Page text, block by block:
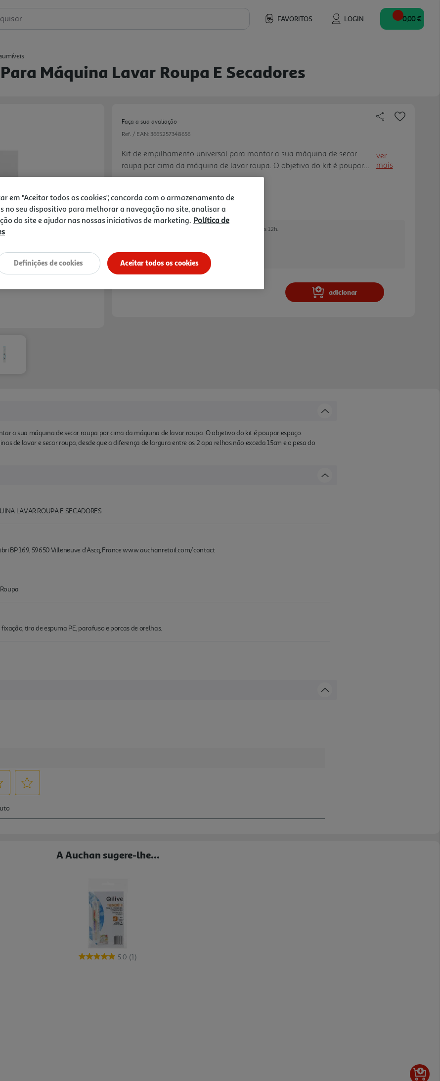
FAVORITOS LOGIN 0,00 €
Máquina Lavar Roupa E Secadores
Next
Faça a sua avaliação
Ref. / EAN: 3665257348656
Kit de empilhamento universal para montar a sua máquina de secar
roupa por cima da máquina de lavar roupa. O objetivo do kit é poupar
espaço. Compatível com todos os tipos de máquinas de lavar e secar
15cm e o pesa do secador não exceda 150kg.
ver
mais
49,99 €
, se encomendar até às 12h.
*Mediante disponibilidade de slot de entrega e stock em loja.
adicionar
a sua máquina de secar roupa por cima da máquina de lavar roupa. O objetivo do kit é poupar espaço.
de lavar e secar roupa, desde que a diferença de largura entre os 2 apa relhos não exceda 15cm e o pesa do
LAVAR ROUPA E SECADORES
BP 169, 59650 Villeneuve d'Ascq, France www.auchanretail.com/contact
tira de espuma PE, parafuso e porcas de orelhas.
A Auchan sugere-lhe...
5.0 (1)
em "Aceitar todos os cookies", concorda com o armazenamento de
no seu dispositivo para melhorar a navegação no site, analisar a
do site e ajudar nas nossas iniciativas de marketing. Política de
Aceitar todos os cookies
Definições de cookies